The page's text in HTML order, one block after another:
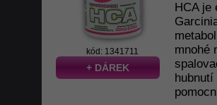
kód: 1341711
+ DÁREK
HCA je
mnohé